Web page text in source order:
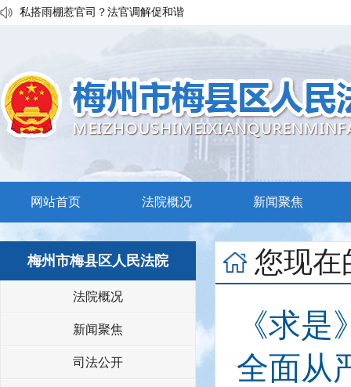
私搭雨棚惹官司？法官调解促和谐
网站首页 法院概况 新闻聚焦
梅州市梅县区人民法院
法院概况
新闻聚焦
司法公开
您现
《求
全面从